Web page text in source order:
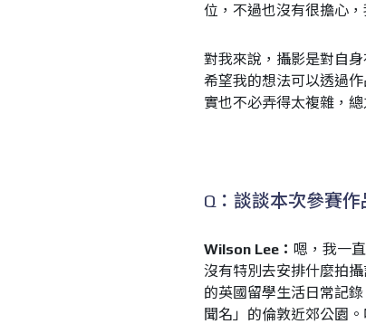
位，不過也沒有很擔心
對我來說，攝影是對自
希望我的想法可以透過
實也不必弄得太複雜，
Q：談談本次參賽
Wilson Lee： 嗯，我一
沒有特別去安排什麼拍
的英國留學生活日常記
聞名」的倫敦近郊公園